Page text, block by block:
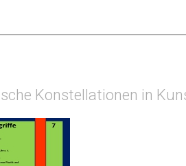
Konstellationen in